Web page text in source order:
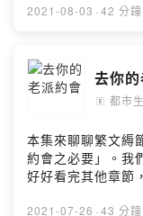
2021-08-03 · 42 分鐘
去你
🄴 都市
本集來聊聊繁文縟
約會之必要」。我
好好看完其他章節
以是娛樂與哲學兼
2021-07-26 · 43 分鐘